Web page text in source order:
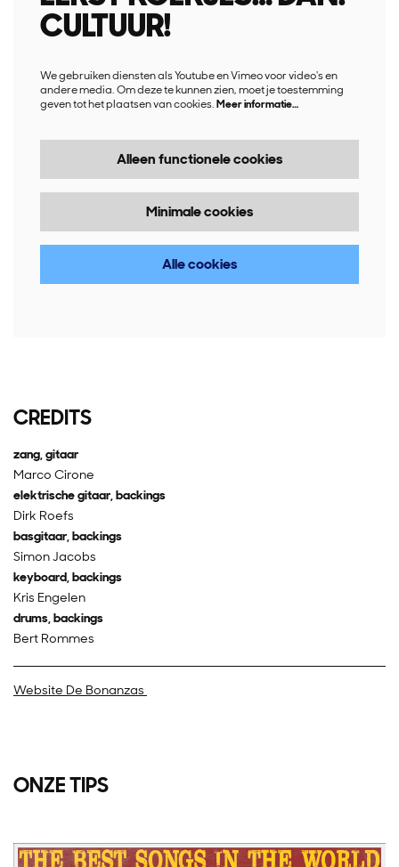
CULTUUR!
We gebruiken diensten als Youtube en Vimeo voor video's en
andere media. Om deze te kunnen zien, moet je toestemming
geven tot het plaatsen van cookies.Meer informatie…
Alleen functionele cookies
Minimale cookies
Alle cookies
CREDITS
zang, gitaar
Marco Cirone
elektrische gitaar, backings
Dirk Roefs
basgitaar, backings
Simon Jacobs
keyboard, backings
Kris Engelen
drums, backings
Bert Rommes
Website De Bonanzas
ONZE TIPS